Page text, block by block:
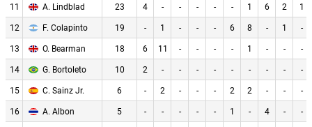
11 A. Lindblad 23 4 - - - - - 1 6 2 1
12 F. Colapinto 19 - 1 - - - 6 8 - 1 -
13 O. Bearman 18 6 11 - - - - 1 - - -
14 G. Bortoleto 10 2 - - - - - - - - -
15 C. Sainz Jr. 6 - 2 - - - 2 2 - - -
16 A. Albon 5 - - - - - 1 - 4 - -